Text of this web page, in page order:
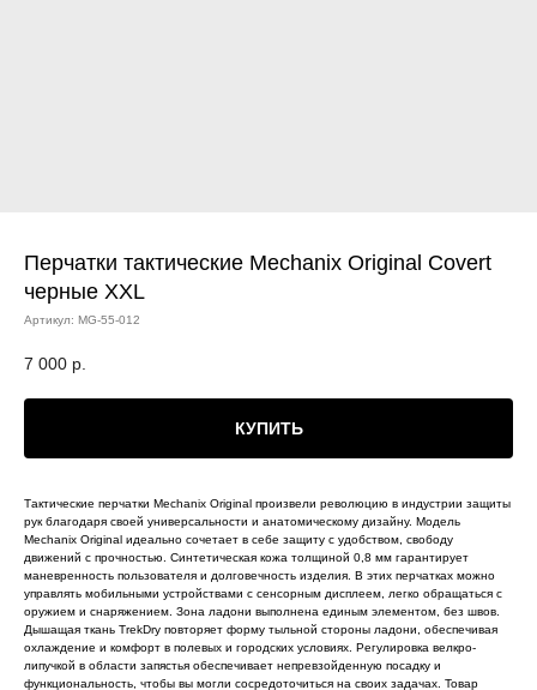
Перчатки тактические Mechanix Original Covert
черные XXL
Артикул: MG-55-012
7 000 р.
КУПИТЬ
Тактические перчатки Mechanix Original произвели революцию в индустрии защиты
рук благодаря своей универсальности и анатомическому дизайну. Модель
Mechanix Original идеально сочетает в себе защиту с удобством, свободу
движений с прочностью. Синтетическая кожа толщиной 0,8 мм гарантирует
маневренность пользователя и долговечность изделия. В этих перчатках можно
управлять мобильными устройствами с сенсорным дисплеем, легко обращаться с
оружием и снаряжением. Зона ладони выполнена единым элементом, без швов.
Дышащая ткань TrekDry повторяет форму тыльной стороны ладони, обеспечивая
охлаждение и комфорт в полевых и городских условиях. Регулировка велкро-
липучкой в области запястья обеспечивает непревзойденную посадку и
функциональность, чтобы вы могли сосредоточиться на своих задачах. Товар